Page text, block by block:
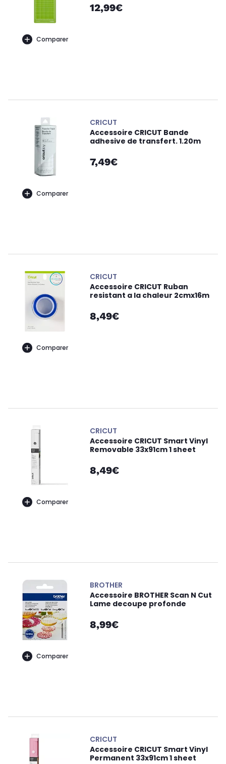
Comparer
12,99€
Comparer
CRICUT
Accessoire CRICUT Bande
adhesive de transfert. 1.20m
7,49€
Comparer
CRICUT
Accessoire CRICUT Ruban
resistant a la chaleur 2cmx16m
8,49€
Comparer
CRICUT
Accessoire CRICUT Smart Vinyl
Removable 33x91cm 1 sheet
8,49€
Comparer
BROTHER
Accessoire BROTHER Scan N Cut
Lame decoupe profonde
8,99€
CRICUT
Accessoire CRICUT Smart Vinyl
Permanent 33x91cm 1 sheet